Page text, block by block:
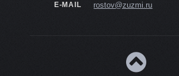
E-MAIL rostov@zuzmi.ru